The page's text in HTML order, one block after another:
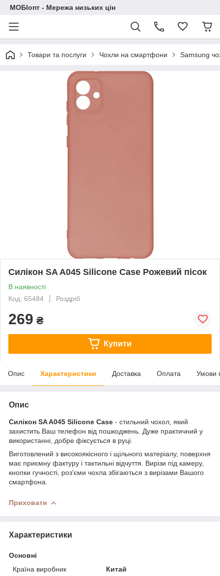
МОБІопт - Мережа низьких цін
Товари та послуги Чохли на смартфони Samsung
Силікон SA A045 Silicone Case Рожевий пісок
В наявності
Код: 65484
Роздріб
269 ₴
Купити
Опис Характеристики Доставка Оплата Умови
Опис
Силікон SA A045 Silicone Case - стильний чохол, який
захистить Ваш телефон від пошкоджень. Дуже практичний у
використанні, добре фіксується в руці.
Виготовлений з високоякісного і щільного матеріалу, поверхня
має приємну фактуру і тактильні відчуття. Вирізи під камеру,
кнопки гучності, роз'єми чохла збігаються з вирізами Вашого
смартфона.
Приховати
Характеристики
Основні
Країна виробник
Китай